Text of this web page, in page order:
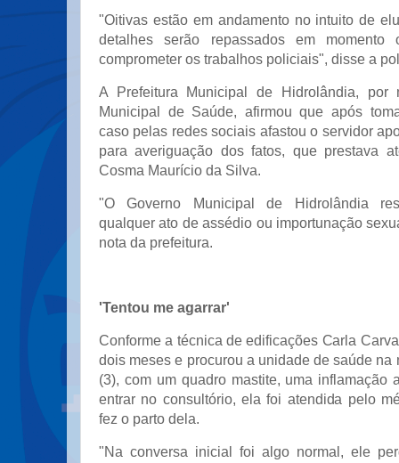
"Oitivas estão em andamento no intuito de
detalhes serão repassados em momento
comprometer os trabalhos policiais", disse a
A Prefeitura Municipal de Hidrolândia, por
Municipal de Saúde, afirmou que após
caso pelas redes sociais afastou o servidor
para averiguação dos fatos, que prestava
Cosma Maurício da Silva.
"O Governo Municipal de Hidrolândia
qualquer ato de assédio ou importunação
nota da prefeitura.
'Tentou me agarrar'
Conforme a técnica de edificações Carla
dois meses e procurou a unidade de saúde na
(3), com um quadro mastite, uma inflamação
entrar no consultório, ela foi atendida pelo
fez o parto dela.
"Na conversa inicial foi algo normal, ele